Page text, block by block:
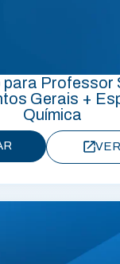
Professor
Gerais +
Química